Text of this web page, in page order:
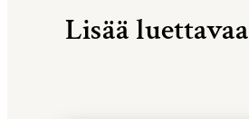
Lisää luettavaa